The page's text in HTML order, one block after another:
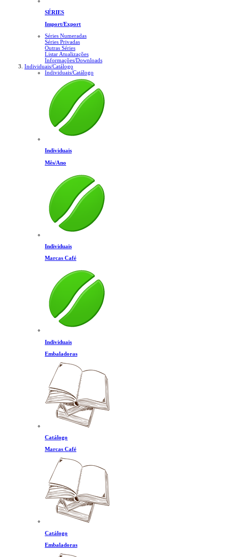
SÉRIES
Import/Export
Séries Numeradas
Séries Privadas
Outras Séries
Listar Atualizações
Informações/Downloads
Individuais/Catálogo
Individuais/Catálogo
Individuais
Mês/Ano
Individuais
Marcas Café
Individuais
Embaladoras
Catálogo
Marcas Café
Catálogo
Embaladoras